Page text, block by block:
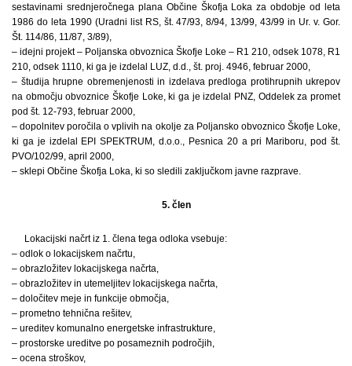
sestavinami srednjeročnega plana Občine Škofja Loka za obdobje od leta
1986 do leta 1990 (Uradni list RS, št. 47/93, 8/94, 13/99, 43/99 in Ur. v. Gor.
Št. 114/86, 11/87, 3/89),
– idejni projekt – Poljanska obvoznica Škofje Loke – R1 210, odsek 1078, R1
210, odsek 1110, ki ga je izdelal LUZ, d.d., št. proj. 4946, februar 2000,
– študija hrupne obremenjenosti in izdelava predloga protihrupnih ukrepov
na območju obvoznice Škofje Loke, ki ga je izdelal PNZ, Oddelek za promet
pod št. 12-793, februar 2000,
– dopolnitev poročila o vplivih na okolje za Poljansko obvoznico Škofje Loke,
ki ga je izdelal EPI SPEKTRUM, d.o.o., Pesnica 20 a pri Mariboru, pod št.
PVO/102/99, april 2000,
– sklepi Občine Škofja Loka, ki so sledili zaključkom javne razprave.
5. člen
Lokacijski načrt iz 1. člena tega odloka vsebuje:
– odlok o lokacijskem načrtu,
– obrazložitev lokacijskega načrta,
– obrazložitev in utemeljitev lokacijskega načrta,
– določitev meje in funkcije območja,
– prometno tehnična rešitev,
– ureditev komunalno energetske infrastrukture,
– prostorske ureditve po posameznih področjih,
– ocena stroškov,